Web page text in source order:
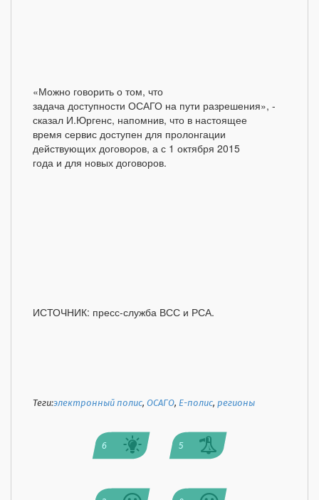
«Можно говорить о том, что
задача доступности ОСАГО на пути разрешения», -
сказал И.Юргенс, напомнив, что в настоящее
время сервис доступен для пролонгации
действующих договоров, а с 1 октября 2015
года и для новых договоров.
ИСТОЧНИК: пресс-служба ВСС и РСА.
Теги:электронный полис,ОСАГО, Е-полис,регионы
6 5